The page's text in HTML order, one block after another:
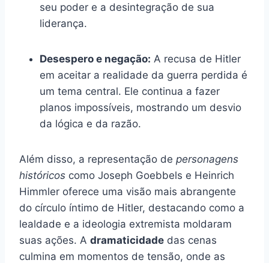
seu poder e a desintegração de sua
liderança.
Desespero e negação: A recusa de Hitler
em aceitar a realidade da guerra perdida é
um tema central. Ele continua a fazer
planos impossíveis, mostrando um desvio
da lógica e da razão.
Além disso, a representação de personagens
históricos como Joseph Goebbels e Heinrich
Himmler oferece uma visão mais abrangente
do círculo íntimo de Hitler, destacando como a
lealdade e a ideologia extremista moldaram
suas ações. A dramaticidade das cenas
culmina em momentos de tensão, onde as